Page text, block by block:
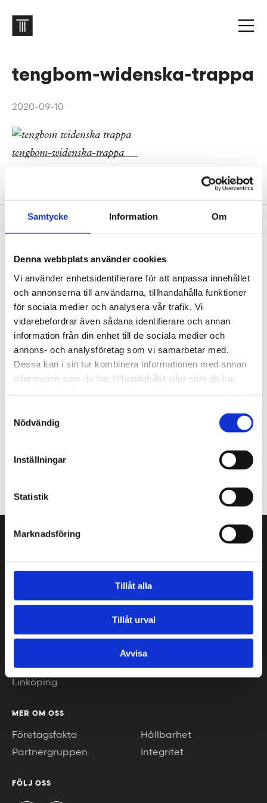
Samtycke Information Om
Denna webbplats använder cookies
Vi använder enhetsidentifierare för att anpassa innehållet
och annonserna till användarna, tillhandahålla funktioner
för sociala medier och analysera vår trafik. Vi
vidarebefordrar även sådana identifierare och annan
information från din enhet till de sociala medier och
annons- och analysföretag som vi samarbetar med.
Dessa kan i sin tur kombinera informationen med annan
information som du har tillhandahållit eller som de har
Nödvändig
Inställningar
Statistik
Marknadsföring
Tillåt alla
Tillåt urval
Avvisa
tengbom-widenska-trappa
2020-09-10
Sidfot
Vår historia
På Tengbom letar vi alltid efter människor som vill
flytta gränser med oss. Hör av dig!
Nyhetsbrev
Prenumerera gärna på TengbomTelegram.
Press
Tajt deadline? Här hittar du pressmaterial och
hej@tengbom.se
VÅRA KONTOR
Stockholm
Malmö
Jönköping
Karlstad
Linköping
Borås
Luleå
Gotland
MER OM OSS
Företagsfakta
Partnergruppen
Hållbarhet
Integritet
FÖLJ OSS